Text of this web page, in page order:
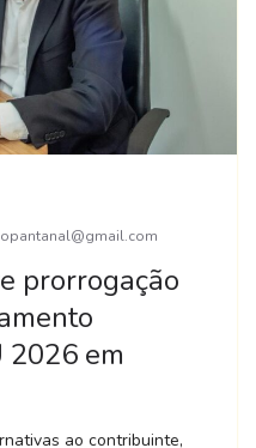
prorrogação
2026 em
ao contribuinte,